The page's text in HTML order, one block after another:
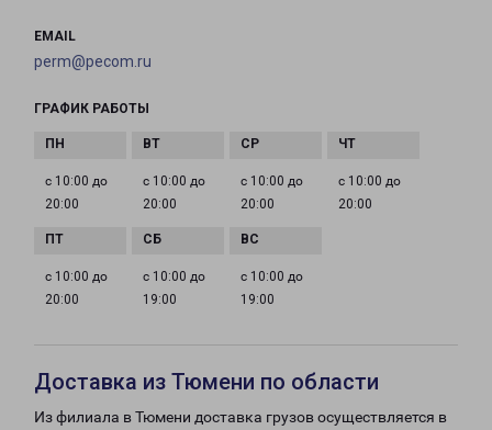
EMAIL
perm@pecom.ru
ГРАФИК РАБОТЫ
с 10:00 до
20:00
с 10:00 до
20:00
с 10:00 до
20:00
с 10:00 до
20:00
с 10:00 до
20:00
с 10:00 до
19:00
с 10:00 до
19:00
Доставка из Тюмени по области
Из филиала в Тюмени доставка грузов осуществляется в